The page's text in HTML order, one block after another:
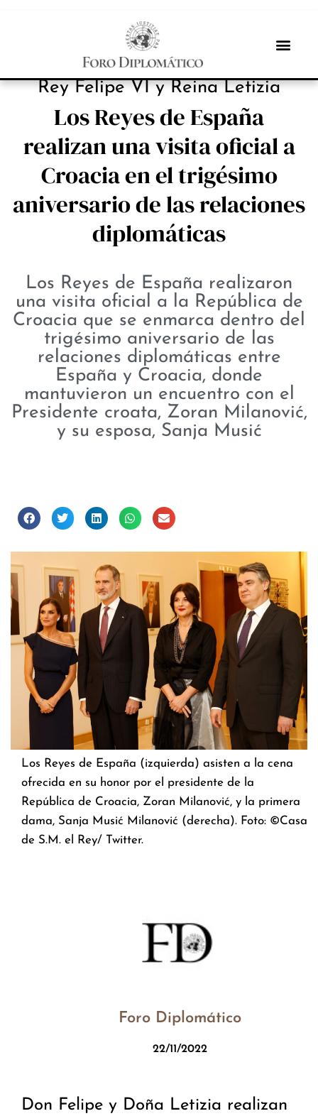
NOTICIAS
Rey Felipe VI y Reina Letizia
Los Reyes de España
realizan una visita oficial a
Croacia en el trigésimo
aniversario de las relaciones
diplomáticas
Los Reyes de España realizaron
una visita oficial a la República de
Croacia que se enmarca dentro del
trigésimo aniversario de las
relaciones diplomáticas entre
España y Croacia, donde
mantuvieron un encuentro con el
Presidente croata, Zoran Milanović,
y su esposa, Sanja Musić
Los Reyes de España (izquierda) asisten a la cena
ofrecida en su honor por el presidente de la
República de Croacia, Zoran Milanović, y la primera
dama, Sanja Musić Milanović (derecha). Foto: ©Casa
de S.M. el Rey/ Twitter.
Foro Diplomático
22/11/2022
Don Felipe y Doña Letizia realizan